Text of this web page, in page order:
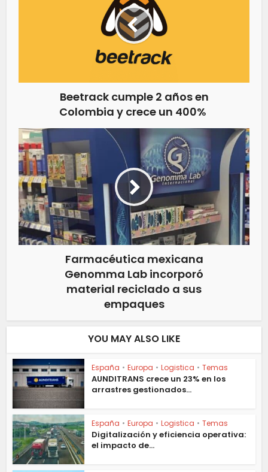
Beetrack cumple 2 años en
Colombia y crece un 400%
Farmacéutica mexicana
Genomma Lab incorporó
material reciclado a sus
empaques
YOU MAY ALSO LIKE
España • Europa • Logistica • Temas
AUNDITRANS crece un 23% en los
arrastres gestionados...
España • Europa • Logistica • Temas
Digitalización y eficiencia operativa:
el impacto de...